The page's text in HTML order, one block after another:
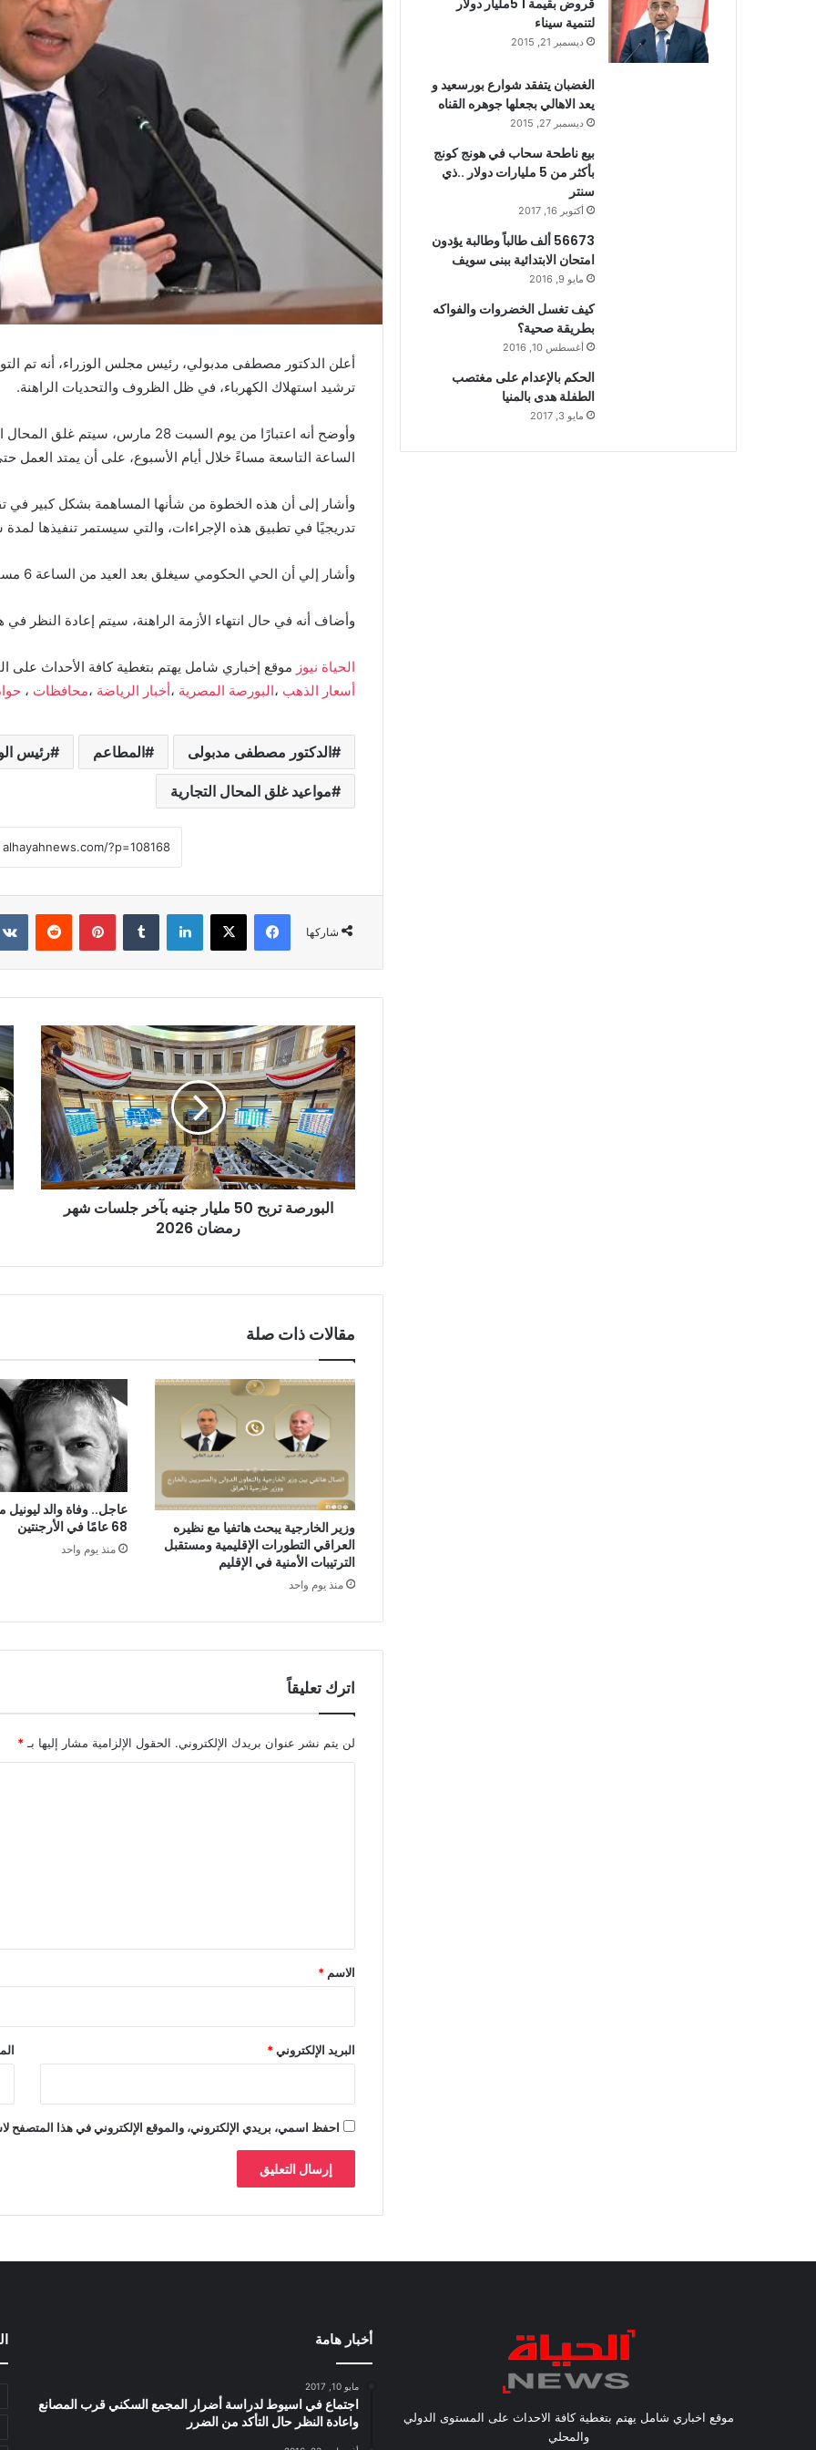
أعلن الدكتور مصطفى مدبولي، رئيس مجلس الوزراء، أنه تم
ترشيد استهلاك الكهرباء، في ظل الظروف والتحديات الراهنة.
وأوضح أنه اعتبارًا من يوم السبت 28
الساعة التاسعة مساءً خلال أيام الأسبوع، على أن يمتد
وأشار إلى أن هذه الخطوة من شأنها المساهمة بشكل كبير في
تدريجيًا في تطبيق هذه الإجراءات، والتي سيستمر تنفيذها
وأشار إلي أن الحي الحكومي سيغلق بعد العيد من الساعة 6 مساءًا والكل سيغادر ويتم غلق الإنارة بالكامل.
وأضاف أنه في حال انتهاء الأزمة الراهنة، سيتم إعادة النظر
الحياة نيوز موقع إخباري شامل يهتم بتغطية كافة الأحداث على
أسعار الذهب ،البورصة المصرية ،أخبار الرياضة ،محافظات ،
الدكتور مصطفى مدبولى المطاعم رئيس
مواعيد غلق المحال التجارية
شاركها
فيسبوك X لينكدإن بينتيريست
البورصة تربح 50 مليار جنيه بآخر جلسات شهر
رمضان 2026
مقالات ذات صلة
وزير الخارجية يبحث هاتفيا مع نظيره
العراقي التطورات الإقليمية ومستقبل
الترتيبات الأمنية في الإقليم
منذ يوم واحد
عاجل.. وفاة والد
68 عامًا في الأرجنتين
منذ يوم واحد
اترك تعليقاً
لن يتم نشر عنوان بريدك الإلكتروني. الحقول الإلزامية مشار إليها بـ *
*
الاسم *
البريد الإلكتروني*
احفظ اسمي، بريدي الإلكتروني، والموقع الإلكتروني في هذا المتصفح
قروض بقيمة 1 5مليار دولار
لتنمية سيناء
ديسمبر 21, 2015
الغضبان يتفقد شوارع بورسعيد و
يعد الاهالي بجعلها جوهره القناه
ديسمبر 27, 2015
بيع ناطحة سحاب في هونج كونج
بأكثر من 5 مليارات دولار ..ذي
سنتر
أكتوبر 16, 2017
56673 ألف طالباً وطالبة يؤدون
امتحان الابتدائية ببنى سويف
مايو 9, 2016
كيف تغسل الخضروات والفواكه
بطريقة صحية؟
أغسطس 10, 2016
الحكم بالإعدام على مغتصب
الطفلة هدى بالمنيا
مايو 3, 2017
موقع اخباري شامل يهتم بتغطية كافة الاحداث على المستوى الدولي
والمحلي
أخبار هامة
مايو 10, 2017
اجتماع في اسيوط لدراسة أضرار المجمع السكني قرب المصانع
واعادة النظر حال التأكد من الضرر